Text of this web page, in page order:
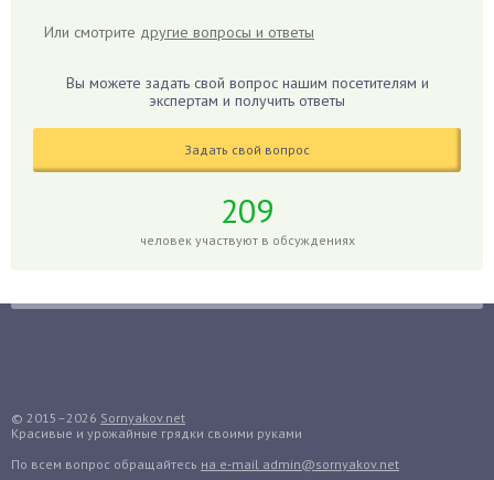
Гиацинт
Гладиолусы
Гранат
Грядки
Гуава
Или смотрите другие вопросы и ответы
Вы можете задать свой вопрос нашим посетителям и
экспертам и получить ответы
Задать свой вопрос
209
человек участвуют в обсуждениях
© 2015–2026 Sornyakov.net
Красивые и урожайные грядки своими руками
По всем вопрос обращайтесь на e-mail admin@sornyakov.net